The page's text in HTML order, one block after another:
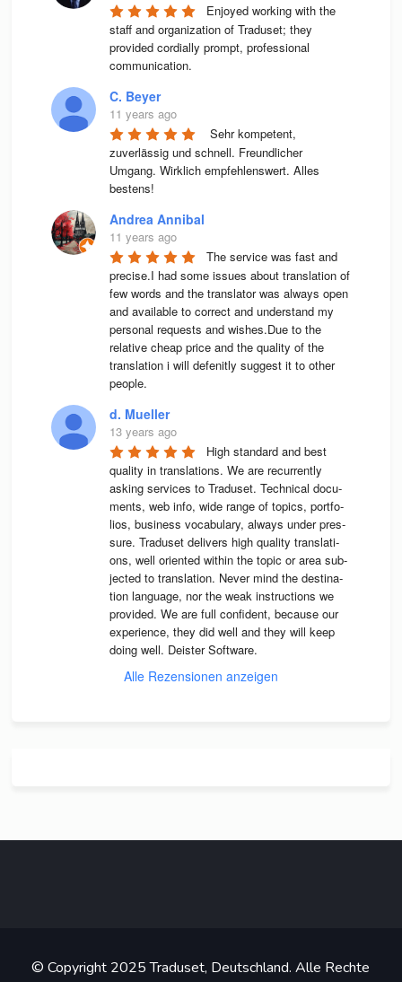
Enjoyed working with the
staff and organization of Traduset; they
provided cordially prompt, professional
communication.
C. Beyer
11 years ago
Sehr kompetent,
zuverlässig und schnell. Freundlicher
Umgang. Wirklich empfehlenswert. Alles
bestens!
Andrea Annibal
11 years ago
The service was fast and
precise.I had some issues about translation of
few words and the translator was always open
and available to correct and understand my
personal requests and wishes.Due to the
relative cheap price and the quality of the
translation i will defenitly suggest it to other
people.
d. Mueller
13 years ago
High stan­dard and best
qua­lity in trans­la­ti­ons. We are recur­rently
asking ser­vices to Tra­du­set. Tech­ni­cal docu­
ments, web info, wide range of topics, port­fo­
lios, busi­ness voca­bu­lary, always under pres­
sure. Tra­du­set deli­vers high qua­lity trans­la­ti­
ons, well ori­en­ted wit­hin the topic or area sub­
jec­ted to trans­la­tion. Never mind the desti­na­
tion lan­guage, nor the weak instruc­tions we
pro­vi­ded. We are full con­fi­dent, because our
expe­ri­ence, they did well and they will keep
doing well. Deis­ter Software.
Alle Rezensionen anzeigen
© Copyright 2025 Traduset, Deutschland. Alle Rechte